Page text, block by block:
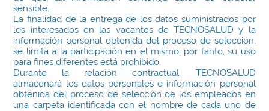
sensible.
La finalidad de la entrega de los datos suministrados por
los interesados en las vacantes de TECNOSALUD y la
información personal obtenida del proceso de selección,
se limita a la participación en el mismo; por tanto, su uso
para fines diferentes está prohibido.
Durante la relación contractual, TECNOSALUD
almacenará los datos personales e información personal
obtenida del proceso de selección de los empleados en
una carpeta identificada con el nombre de cada uno de